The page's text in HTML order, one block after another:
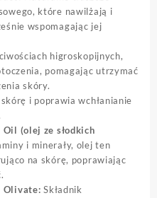
które nawilżają i
wspomagając jej
higroskopijnych,
pomagając utrzymać
skóry.
i poprawia wchłanianie
(olej ze słodkich
i minerały, olej ten
na skórę, poprawiając
Olivate: Składnik